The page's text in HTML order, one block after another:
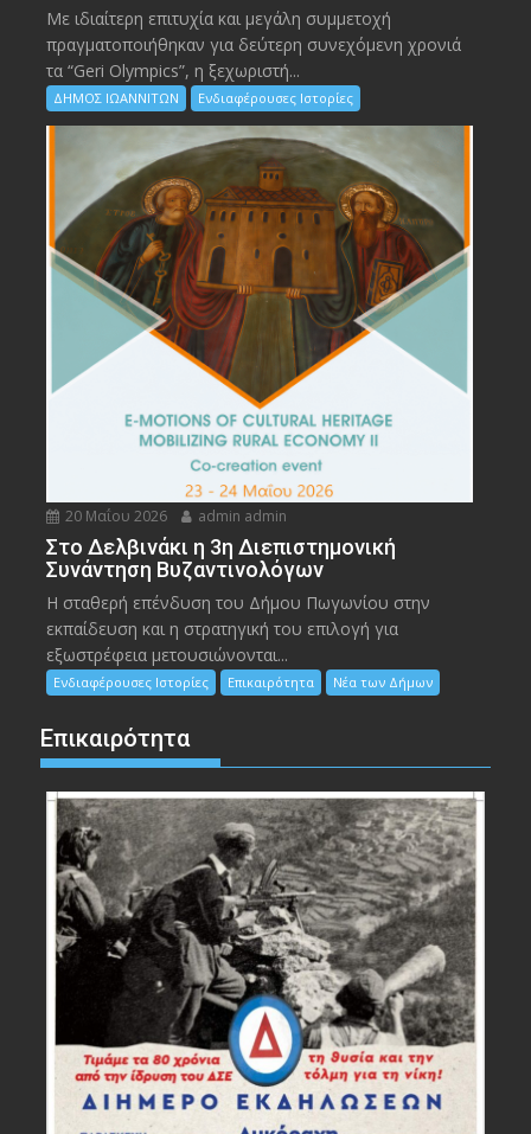
Με ιδιαίτερη επιτυχία και μεγάλη συμμετοχή
πραγματοποιήθηκαν για δεύτερη συνεχόμενη χρονιά
τα “Geri Olympics”, η ξεχωριστή...
ΔΗΜΟΣ ΙΩΑΝΝΙΤΩΝ Ενδιαφέρουσες Ιστορίες
20 Μαΐου 2026 admin admin
Στο Δελβινάκι η 3η Διεπιστημονική
Συνάντηση Βυζαντινολόγων
Η σταθερή επένδυση του Δήμου Πωγωνίου στην
εκπαίδευση και η στρατηγική του επιλογή για
εξωστρέφεια μετουσιώνονται...
Ενδιαφέρουσες Ιστορίες Επικαιρότητα Νέα των Δήμων
Επικαιρότητα